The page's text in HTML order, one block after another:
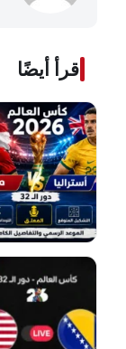
اقرأ أيضًا